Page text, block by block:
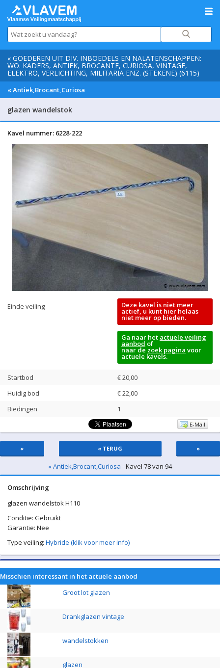
« GOEDEREN UIT DIV. INBOEDELS EN NALATENSCHAPPEN:
WO. KADERS, ANTIEK, BROCANTE, CURIOSA, VINTAGE,
ELEKTRO, VERLICHTING, MILITARIA ENZ. (STEKENE) (6115)
« Antiek,Brocant,Curiosa
glazen wandelstok
Kavel nummer: 6228-222
Einde veiling Deze kavel is niet meer
actief, u kunt hier helaas
niet meer op bieden.
Ga naar het actuele veiling
aanbod of
naar de zoek pagina voor
actuele kavels.
Startbod
€ 20,00
Huidig bod
€22,00
Biedingen
1
E-Mail
« « TERUG »
« Antiek,Brocant,Curiosa - Kavel 78 van 94
Omschrijving
glazen wandelstok H110
Conditie: Gebruikt
Garantie: Nee
Type veiling: Hybride (klik voor meer info)
Misschien interessant in het actuele aanbod
Groot lot glazen
Drankglazen vintage
wandelstokken
glazen